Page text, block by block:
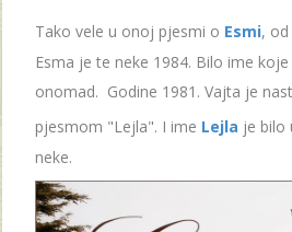
Tako vele u onoj pjesmi o Esmi,
Esma je te neke 1984. Bilo ime
onomad. Godine 1981. Vajta je
pjesmom "Lejla". I ime Lejla je bilo
neke.